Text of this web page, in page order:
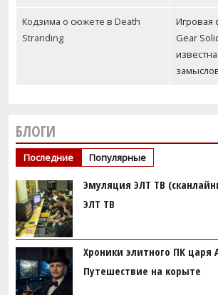
БЛОГИ
Последние Популярные
Эмуляция ЭЛТ ТВ
ЭЛТ ТВ
Хроники элитного ПК царя
Путешествие на корыте
Кодзима о сюжете в Death
Stranding
Игровая
Gear